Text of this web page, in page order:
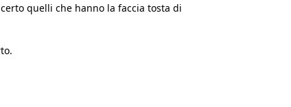
quelli che hanno la faccia tosta di